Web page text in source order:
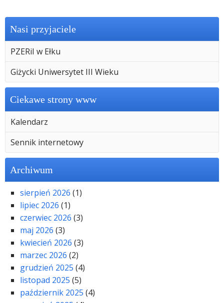
Nasi przyjaciele
PZERiI w Ełku
Giżycki Uniwersytet III Wieku
Ciekawe strony www
Kalendarz
Sennik internetowy
Archiwum
sierpień 2026 (1)
lipiec 2026 (1)
czerwiec 2026 (3)
maj 2026 (3)
kwiecień 2026 (3)
marzec 2026 (2)
grudzień 2025 (4)
listopad 2025 (5)
październik 2025 (4)